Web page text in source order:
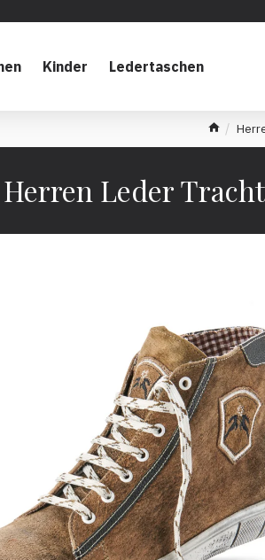
Kinder Ledertaschen
Herren Leder